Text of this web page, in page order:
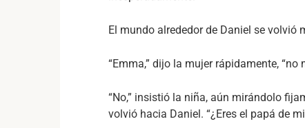
El mundo alrededor de Daniel se volvió
“Emma,” dijo la mujer rápidamente,
“No,” insistió la niña, aún mirándolo
volvió hacia Daniel. “¿Eres el papá de